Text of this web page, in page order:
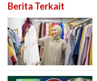
Berita Terkait